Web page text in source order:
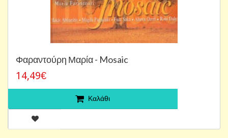
Φαραντούρη Μαρία - Mosaic
14,49€
Καλάθι